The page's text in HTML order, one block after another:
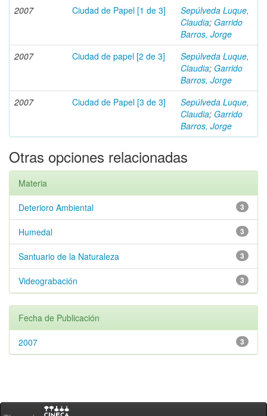
2007 Ciudad de Papel [1 de 3]
Sepúlveda Luque,
Claudia; Garrido
Barros, Jorge
2007
Ciudad de papel [2 de 3]
Sepúlveda Luque,
Claudia; Garrido
Barros, Jorge
2007
Ciudad de Papel [3 de 3]
Sepúlveda Luque,
Claudia; Garrido
Barros, Jorge
Otras opciones relacionadas
Materia
3
Deterioro Ambiental
3
Humedal
3
Santuario de la Naturaleza
3
Videograbación
Fecha de Publicación
3
2007